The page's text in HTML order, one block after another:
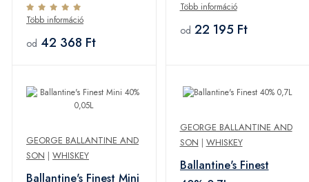
Több információ
od 42 368 Ft
Több információ
od 22 195 Ft
GEORGE BALLANTINE AND
SON | WHISKEY
Ballantine's Finest Mini
GEORGE BALLANTINE AND
SON | WHISKEY
Ballantine's Finest